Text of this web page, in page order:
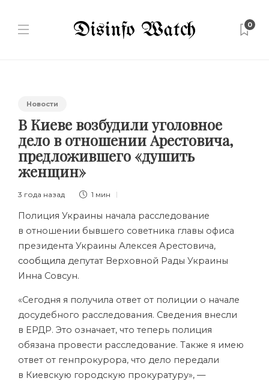
0
Новости
В Киеве возбудили уголовное
дело в отношении Арестовича,
предложившего «душить
женщин»
3 года назад 1 мин
Полиция Украины начала расследование
в отношении бывшего советника главы офиса
президента Украины Алексея Арестовича,
сообщила депутат Верховной Рады Украины
Инна Совсун.
«Сегодня я получила ответ от полиции о начале
досудебного расследования. Сведения внесли
в ЕРДР. Это означает, что теперь полиция
обязана провести расследование. Также я имею
ответ от генпрокурора, что дело передали
в Киевскую городскую прокуратуру», —